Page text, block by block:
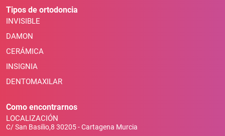
Tipos de ortodoncia
INVISIBLE
DAMON
CERÁMICA
INSIGNIA
DENTOMAXILAR
Como encontrarnos
LOCALIZACIÓN
C/ San Basilio,8 30205 - Cartagena Murcia